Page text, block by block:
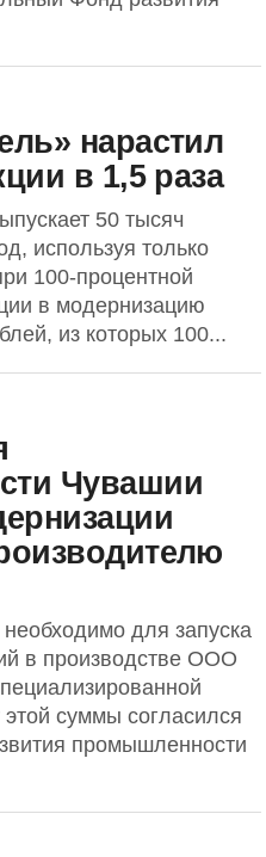
нарастил
в 1,5 раза
50 тысяч
используя только
100-процентной
в модернизацию
из которых 100...
Чувашии
для запуска
в производстве ООО
суммы согласился
промышленности